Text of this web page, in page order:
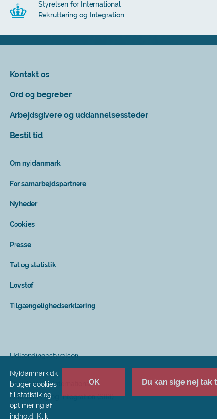
Styrelsen for International
Rekruttering og Integration
Kontakt os
Ord og begreber
Arbejdsgivere og uddannelsessteder
Bestil tid
Om nyidanmark
For samarbejdspartnere
Nyheder
Cookies
Presse
Tal og statistik
Lovstof
Tilgængelighedserklæring
Udlændingestyrelsen
Styrelsen for International
Rekruttering og Integration (SIRI)
Nyidanmark.dk
bruger cookies
til statistik og
optimering af
indhold. Klik
OK Du kan sige nej tak